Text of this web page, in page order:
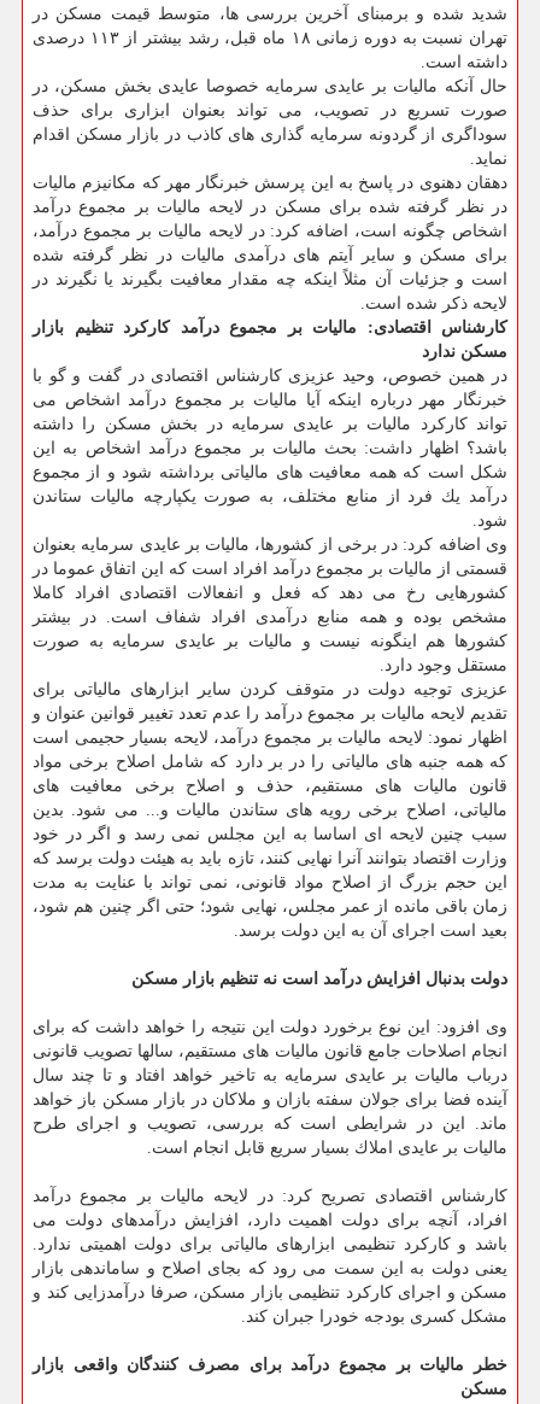
شدید شده و برمبنای آخرین بررسی ها، متوسط قیمت مسكن در
تهران نسبت به دوره زمانی ۱۸ ماه قبل، رشد بیشتر از ۱۱۳ درصدی
داشته است.
حال آنكه مالیات بر عایدی سرمایه خصوصا عایدی بخش مسكن، در
صورت تسریع در تصویب، می تواند بعنوان ابزاری برای حذف
سوداگری از گردونه سرمایه گذاری های كاذب در بازار مسكن اقدام
نماید.
دهقان دهنوی در پاسخ به این پرسش خبرنگار مهر كه مكانیزم مالیات
در نظر گرفته شده برای مسكن در لایحه مالیات بر مجموع درآمد
اشخاص چگونه است، اضافه كرد: در لایحه مالیات بر مجموع درآمد،
برای مسكن و سایر آیتم های درآمدی مالیات در نظر گرفته شده
است و جزئیات آن مثلاً اینكه چه مقدار معافیت بگیرند یا نگیرند در
لایحه ذكر شده است.
كارشناس اقتصادی: مالیات بر مجموع درآمد كاركرد تنظیم بازار
مسكن ندارد
در همین خصوص، وحید عزیزی كارشناس اقتصادی در گفت و گو با
خبرنگار مهر درباره اینكه آیا مالیات بر مجموع درآمد اشخاص می
تواند كاركرد مالیات بر عایدی سرمایه در بخش مسكن را داشته
باشد؟ اظهار داشت: بحث مالیات بر مجموع درآمد اشخاص به این
شكل است كه همه معافیت های مالیاتی برداشته شود و از مجموع
درآمد یك فرد از منابع مختلف، به صورت یكپارچه مالیات ستاندن
شود.
وی اضافه كرد: در برخی از كشورها، مالیات بر عایدی سرمایه بعنوان
قسمتی از مالیات بر مجموع درآمد افراد است كه این اتفاق عموما در
كشورهایی رخ می دهد كه فعل و انفعالات اقتصادی افراد كاملا
مشخص بوده و همه منابع درآمدی افراد شفاف است. در بیشتر
كشورها هم اینگونه نیست و مالیات بر عایدی سرمایه به صورت
مستقل وجود دارد.
عزیزی توجیه دولت در متوقف كردن سایر ابزارهای مالیاتی برای
تقدیم لایحه مالیات بر مجموع درآمد را عدم تعدد تغییر قوانین عنوان و
اظهار نمود: لایحه مالیات بر مجموع درآمد، لایحه بسیار حجیمی است
كه همه جنبه های مالیاتی را در بر دارد كه شامل اصلاح برخی مواد
قانون مالیات های مستقیم، حذف و اصلاح برخی معافیت های
مالیاتی، اصلاح برخی رویه های ستاندن مالیات و... می شود. بدین
سبب چنین لایحه ای اساسا به این مجلس نمی رسد و اگر در خود
وزارت اقتصاد بتوانند آنرا نهایی كنند، تازه باید به هیئت دولت برسد كه
این حجم بزرگ از اصلاح مواد قانونی، نمی تواند با عنایت به مدت
زمان باقی مانده از عمر مجلس، نهایی شود؛ حتی اگر چنین هم شود،
بعید است اجرای آن به این دولت برسد.
دولت بدنبال افزایش درآمد است نه تنظیم بازار مسكن
وی افزود: این نوع برخورد دولت این نتیجه را خواهد داشت كه برای
انجام اصلاحات جامع قانون مالیات های مستقیم، سالها تصویب قانونی
درباب مالیات بر عایدی سرمایه به تاخیر خواهد افتاد و تا چند سال
آینده فضا برای جولان سفته بازان و ملاكان در بازار مسكن باز خواهد
ماند. این در شرایطی است كه بررسی، تصویب و اجرای طرح
مالیات بر عایدی املاك بسیار سریع قابل انجام است.
كارشناس اقتصادی تصریح كرد: در لایحه مالیات بر مجموع درآمد
افراد، آنچه برای دولت اهمیت دارد، افزایش درآمدهای دولت می
باشد و كاركرد تنظیمی ابزارهای مالیاتی برای دولت اهمیتی ندارد.
یعنی دولت به این سمت می رود كه بجای اصلاح و ساماندهی بازار
مسكن و اجرای كاركرد تنظیمی بازار مسكن، صرفا درآمدزایی كند و
مشكل كسری بودجه خودرا جبران كند.
خطر مالیات بر مجموع درآمد برای مصرف كنندگان واقعی بازار
مسكن